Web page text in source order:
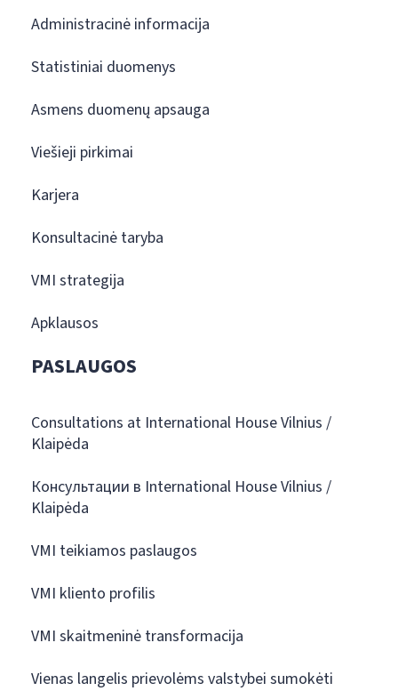
Administracinė informacija
Statistiniai duomenys
Asmens duomenų apsauga
Viešieji pirkimai
Karjera
Konsultacinė taryba
VMI strategija
Apklausos
PASLAUGOS
Consultations at International House Vilnius /
Klaipėda
Консультации в International House Vilnius /
Klaipėda
VMI teikiamos paslaugos
VMI kliento profilis
VMI skaitmeninė transformacija
Vienas langelis prievolėms valstybei sumokėti